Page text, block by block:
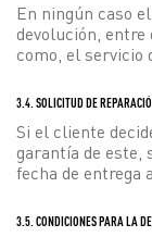
En ningún caso
devolución,
como, el servicio
3.4. SOLICITUD DE
Si el cliente
garantía de este,
fecha de entrega
3.5. CONDICIONES PARA LA